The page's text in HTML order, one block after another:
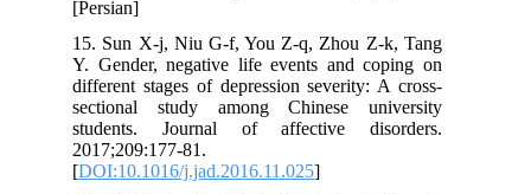
[Persian]
15. Sun X-j, Niu G-f, You Z-q, Zhou Z-k, Tang
Y. Gender, negative life events and coping on
different stages of depression severity: A cross-
sectional study among Chinese university
students. Journal of affective disorders.
2017;209:177-81.
[DOI:10.1016/j.jad.2016.11.025